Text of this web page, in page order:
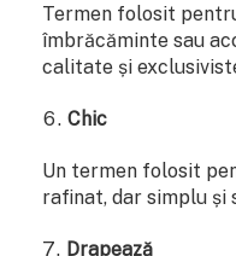
Termen folosit
îmbrăcăminte sau
calitate și
Chic
Un termen folosit
rafinat, dar simplu
Drapează